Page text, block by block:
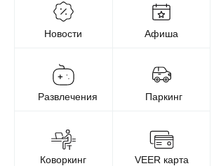
Новости
Паркинг
Афиша
Развлечения
VEER карта
Коворкинг